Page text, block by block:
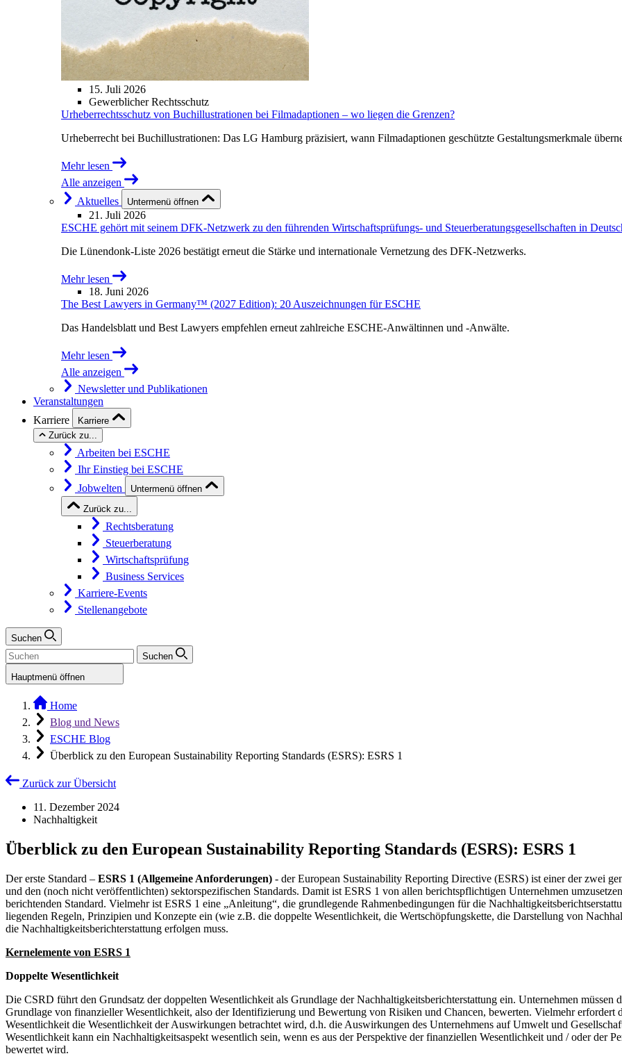
15. Juli 2026
Gewerblicher Rechtsschutz
Urheberrechtsschutz von Buchillustrationen bei Filmadaptionen – wo liegen die Grenzen?
Urheberrecht bei Buchillustrationen: Das LG Hamburg präzisiert, wann Filmadaptionen geschützte Gestaltungsmerkmale
Mehr lesen
Alle anzeigen
Aktuelles
Untermenü öffnen
21. Juli 2026
ESCHE gehört mit seinem DFK-Netzwerk zu den führenden Wirtschaftsprüfungs- und Steuerberatungsgesellschaften in
Die Lünendonk-Liste 2026 bestätigt erneut die Stärke und internationale Vernetzung des DFK-Netzwerks.
Mehr lesen
18. Juni 2026
The Best Lawyers in Germany™ (2027 Edition): 20 Auszeichnungen für ESCHE
Das Handelsblatt und Best Lawyers empfehlen erneut zahlreiche ESCHE-Anwältinnen und -Anwälte.
Mehr lesen
Alle anzeigen
Newsletter und Publikationen
Veranstaltungen
Karriere
Karriere
Zurück zu...
Arbeiten bei ESCHE
Ihr Einstieg bei ESCHE
Jobwelten
Untermenü öffnen
Zurück zu...
Rechtsberatung
Steuerberatung
Wirtschaftsprüfung
Business Services
Karriere-Events
Stellenangebote
Suchen
Suchen
Hauptmenü öffnen
Home
Blog und News
ESCHE Blog
Überblick zu den European Sustainability Reporting Standards (ESRS): ESRS 1
Zurück zur Übersicht
11. Dezember 2024
Nachhaltigkeit
Überblick zu den European Sustainability Reporting Standards (ESRS): ESRS 1
Der erste Standard – ESRS 1 (Allgemeine Anforderungen) - der European Sustainability Reporting Directive (ESRS) ist einer der zwei
und den (noch nicht veröffentlichten) sektorspezifischen Standards. Damit ist ESRS 1 von allen berichtspflichtigen Unternehmen
berichtenden Standard. Vielmehr ist ESRS 1 eine „Anleitung“, die grundlegende Rahmenbedingungen für die
liegenden Regeln, Prinzipien und Konzepte ein (wie z.B. die doppelte Wesentlichkeit, die Wertschöpfungskette, die Darstellung von
die Nachhaltigkeitsberichterstattung erfolgen muss.
Kernelemente von ESRS 1
Doppelte Wesentlichkeit
Die CSRD führt den Grundsatz der doppelten Wesentlichkeit als Grundlage der Nachhaltigkeitsberichterstattung ein. Unternehmen
Grundlage von finanzieller Wesentlichkeit, also der Identifizierung und Bewertung von Risiken und Chancen, bewerten. Vielmehr erfordert
Wesentlichkeit die Wesentlichkeit der Auswirkungen betrachtet wird, d.h. die Auswirkungen des Unternehmens auf Umwelt und
Wesentlichkeit kann ein Nachhaltigkeitsaspekt wesentlich sein, wenn es aus der Perspektive der finanziellen Wesentlichkeit und / oder der
bewertet wird.